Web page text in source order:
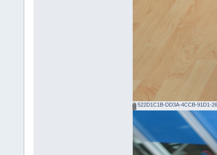
522D1C1B-DD3A-4CCB-91D1-